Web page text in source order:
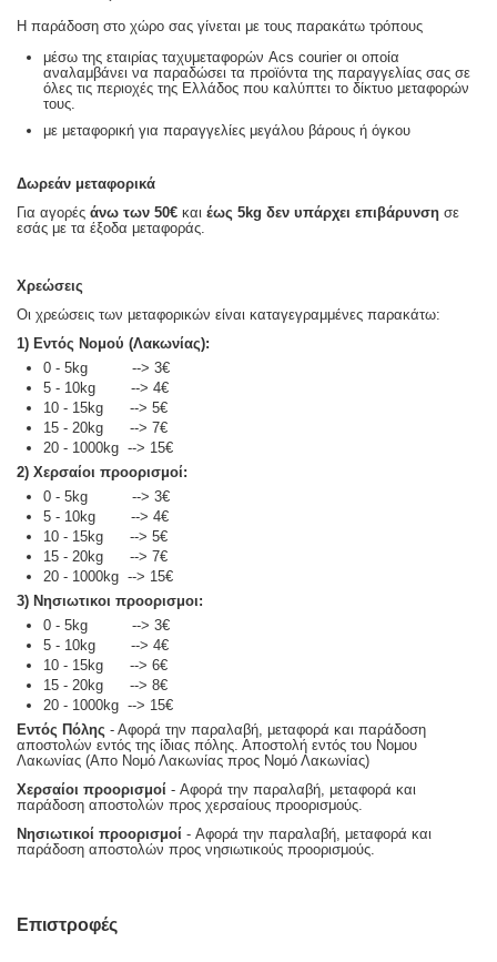
Η παράδοση στο χώρο σας γίνεται με τους παρακάτω τρόπους
μέσω της εταιρίας ταχυμεταφορών Acs courier οι οποία
αναλαμβάνει να παραδώσει τα προϊόντα της παραγγελίας σας σε
όλες τις περιοχές της Ελλάδος που καλύπτει το δίκτυο μεταφορών
τους.
με μεταφορική για παραγγελίες μεγάλου βάρους ή όγκου
Δωρεάν μεταφορικά
Για αγορέςάνω των 50€ καιέως 5kg δεν υπάρχει επιβάρυνση σε
εσάς με τα έξοδα μεταφοράς.
Χρεώσεις
Οι χρεώσεις των μεταφορικών είναι καταγεγραμμένες παρακάτω:
1) Εντός Νομού (Λακωνίας):
0 - 5kg --> 3€
5 - 10kg --> 4€
10 - 15kg --> 5€
15 - 20kg --> 7€
20 - 1000kg --> 15€
2) Χερσαίοι προορισμοί:
0 - 5kg --> 3€
5 - 10kg --> 4€
10 - 15kg --> 5€
15 - 20kg --> 7€
20 - 1000kg --> 15€
3) Νησιωτικοι προορισμοι:
0 - 5kg --> 3€
5 - 10kg --> 4€
10 - 15kg --> 6€
15 - 20kg --> 8€
20 - 1000kg --> 15€
Εντός Πόλης - Αφορά την παραλαβή, μεταφορά και παράδοση
αποστολών εντός της ίδιας πόλης. Αποστολή εντός του Νομου
Λακωνίας (Απο Νομό Λακωνίας προς Νομό Λακωνίας)
Χερσαίοι προορισμοί - Αφορά την παραλαβή, μεταφορά και
παράδοση αποστολών προς χερσαίους προορισμούς.
Νησιωτικοί προορισμοί - Αφορά την παραλαβή, μεταφορά και
παράδοση αποστολών προς νησιωτικούς προορισμούς.
Επιστροφές